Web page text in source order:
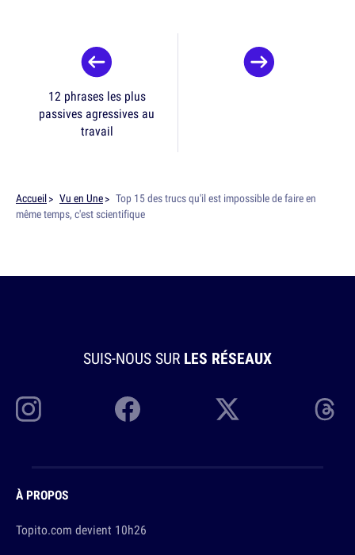
12 phrases les plus
passives agressives au
travail
Accueil Vu en Une
Top 15 des trucs qu'il est impossible de faire en
même temps, c'est scientifique
SUIS-NOUS SUR LES RÉSEAUX
À PROPOS
Topito.com devient 10h26